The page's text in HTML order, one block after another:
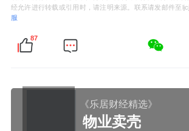
经允许进行转载或引用时，请注明来源。联系请发邮件至
服
87
《乐居财经精选》
物业卖壳